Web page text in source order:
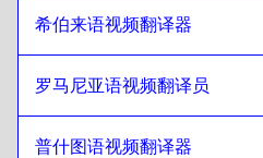
旁遮普语至哥伦比亚西班牙语
哥伦比亚西班牙语至旁遮普语
旁遮普语至 波兰语
希伯来语视频翻译器
罗马尼亚语视频翻译员
普什图语视频翻译器